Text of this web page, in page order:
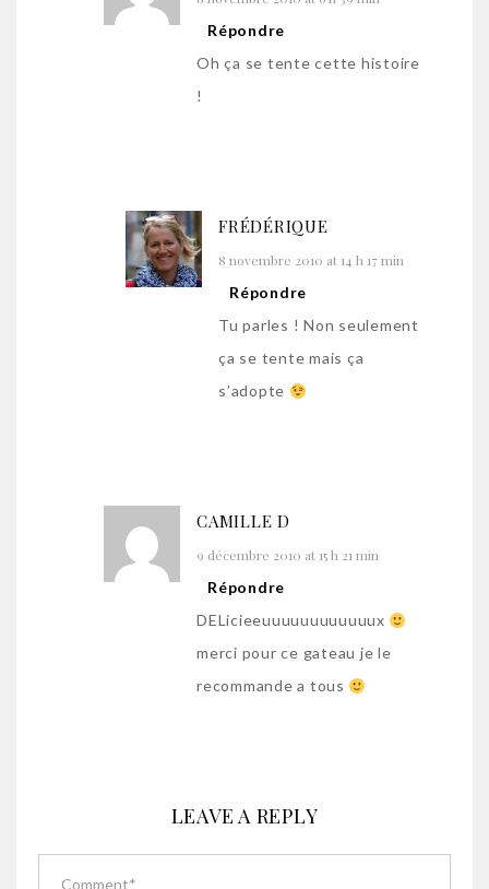
Répondre
Oh ça se tente cette histoire
!
FRÉDÉRIQUE
8 novembre 2010 at 14 h 17 min
Répondre
Tu parles ! Non seulement
ça se tente mais ça
s’adopte
CAMILLE D
9 décembre 2010 at 15 h 21 min
Répondre
DELicieeuuuuuuuuuuuux
merci pour ce gateau je le
recommande a tous
LEAVE A REPLY